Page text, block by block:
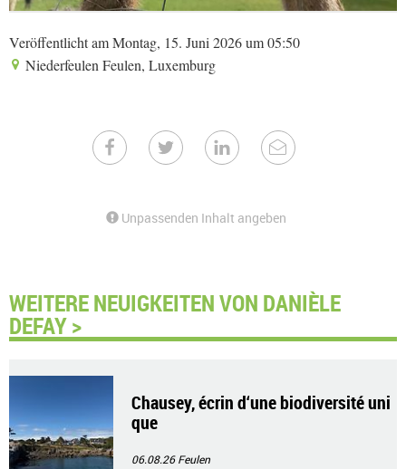
Veröffentlicht am Montag, 15. Juni 2026 um 05:50
Niederfeulen Feulen, Luxemburg
Unpassenden Inhalt angeben
WEITERE NEUIGKEITEN VON DANIÈLE
DEFAY >
Chausey, écrin d‘une biodiversité uni
que
06.08.26Feulen